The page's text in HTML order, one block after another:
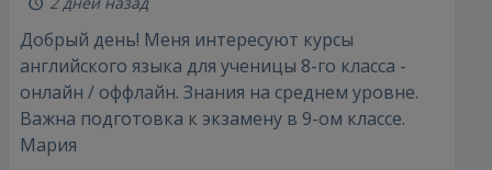
Добрый день! Меня интересуют курсы
английского языка для ученицы 8-го класса -
онлайн / оффлайн. Знания на среднем уровне.
Важна подготовка к экзамену в 9-ом классе.
Мария